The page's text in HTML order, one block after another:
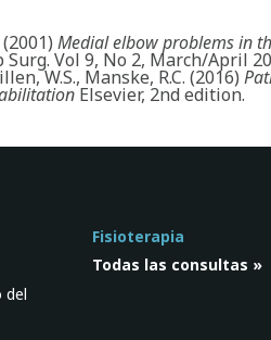
(2001) Medial elbow problems in
Surg. Vol 9, No 2, March/April
W.S., Manske, R.C. (2016)
Elsevier, 2nd edition.
del
Fisioterapia
Todas las consultas »